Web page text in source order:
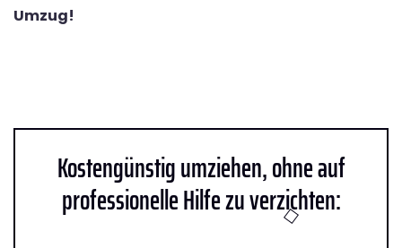
Umzug!
Kostengünstig umziehen, ohne auf
professionelle Hilfe zu verzichten: